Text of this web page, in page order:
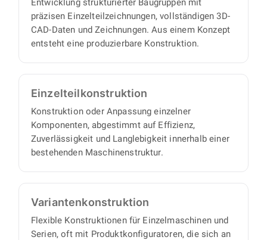
Aufsichtsaufwand auf Ihrer Seite.
Entwicklung strukturierter Baugruppen mit
präzisen Einzelteilzeichnungen, vollständigen 3D-
CAD-Daten und Zeichnungen. Aus einem Konzept
entsteht eine produzierbare Konstruktion.
Einzelteil­konstruktion
Konstruktion oder Anpassung einzelner
Komponenten, abgestimmt auf Effizienz,
Zuverlässigkeit und Langlebigkeit innerhalb einer
bestehenden Maschinenstruktur.
Varianten­konstruktion
Flexible Konstruktionen für Einzelmaschinen und
Serien, oft mit Produktkonfiguratoren, die sich an